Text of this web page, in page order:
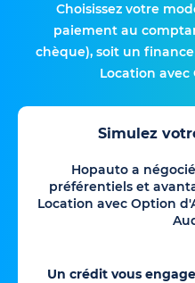
Choisissez votre
paiement au
chèque), soit un
Location avec
Simulez
Hopauto a
préférentiels et
Location avec Option
Un crédit vous